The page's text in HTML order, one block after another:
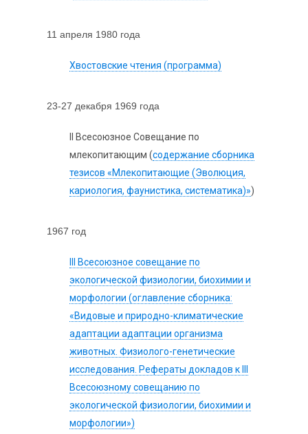
11 апреля 1980 года
Хвостовские чтения (программа)
23-27 декабря 1969 года
II Всесоюзное Совещание по
млекопитающим (содержание сборника
тезисов «Млекопитающие (Эволюция,
кариология, фаунистика, систематика)»)
1967 год
III Всесоюзное совещание по
экологической физиологии, биохимии и
морфологии (оглавление сборника:
«Видовые и природно-климатические
адаптации адаптации организма
животных. Физиолого-генетические
исследования. Рефераты докладов к III
Всесоюзному совещанию по
экологической физиологии, биохимии и
морфологии»)